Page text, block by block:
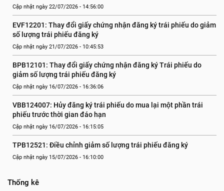
Cập nhật ngày 22/07/2026 - 14:56:00
EVF12201: Thay đổi giấy chứng nhận đăng ký trái phiếu do giảm
số lượng trái phiếu đăng ký
Cập nhật ngày 21/07/2026 - 10:45:53
BPB12101: Thay đổi giấy chứng nhận đăng ký Trái phiếu do
giảm số lượng trái phiếu đăng ký
Cập nhật ngày 16/07/2026 - 16:36:06
VBB124007: Hủy đăng ký trái phiếu do mua lại một phần trái
phiếu trước thời gian đáo hạn
Cập nhật ngày 16/07/2026 - 16:15:05
TPB12521: Điều chỉnh giảm số lượng trái phiếu đăng ký
Cập nhật ngày 15/07/2026 - 16:10:00
Thống kê